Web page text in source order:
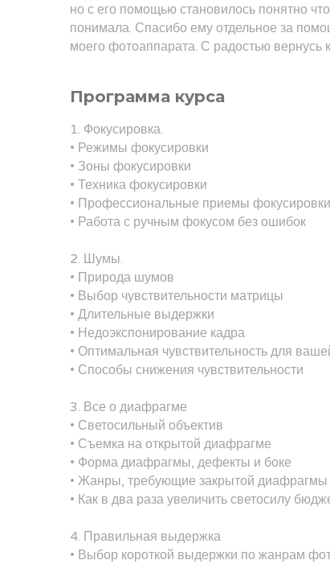
но с его помощью становилось понятно
понимала. Спасибо ему отдельное за
моего фотоаппарата. С радостью
Программа курса
1. Фокусировка.
• Режимы фокусировки
• Зоны фокусировки
• Техника фокусировки
• Профессиональные приемы фокусировки
• Работа с ручным фокусом без ошибок
2. Шумы.
• Природа шумов
• Выбор чувствительности матрицы
• Длительные выдержки
• Недоэкспонирование кадра
• Оптимальная чувствительность для
• Способы снижения чувствительности
3. Все о диафрагме
• Светосильный объектив
• Съемка на открытой диафрагме
• Форма диафрагмы, дефекты и боке
• Жанры, требующие закрытой диафрагмы
• Как в два раза увеличить светосилу
4. Правильная выдержка
• Выбор короткой выдержки по жанрам